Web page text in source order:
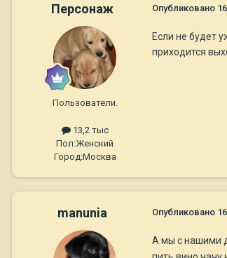
Персонаж
Пользователи.
13,2 тыс
Пол:Женский
Город:Москва
Опубликовано
Если не будет
приходится
manunia Опубликовано
А мы с нашими